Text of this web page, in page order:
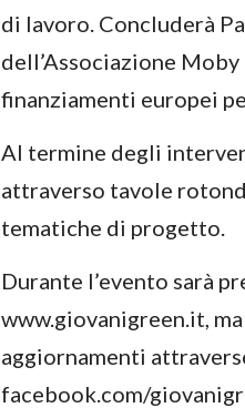
di lavoro. Concluderà
dell’Associazione
finanziamenti europei
Al termine degli
attraverso tavole
tematiche di progetto.
Durante l’evento sarà
www.giovanigreen.it,
aggiornamenti
facebook.com/